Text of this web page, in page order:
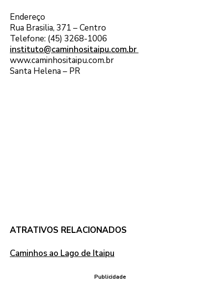
Endereço
Rua Brasilia, 371 – Centro
Telefone: (45) 3268-1006
instituto@caminhositaipu.com.br
www.caminhositaipu.com.br
Santa Helena – PR
ATRATIVOS RELACIONADOS
Caminhos ao Lago de Itaipu
Publicidade